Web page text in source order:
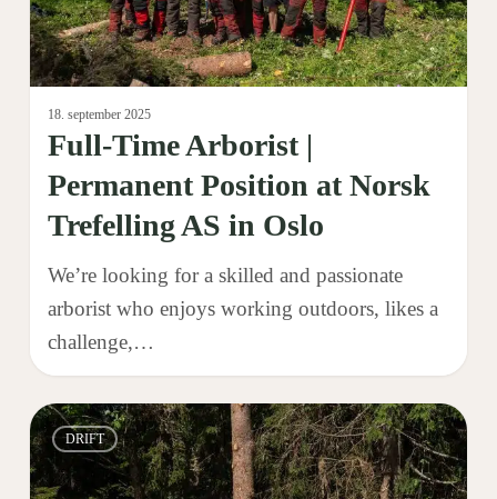
at
Norsk
Trefelling
AS
Oslo
18. september 2025
Full-Time Arborist |
Permanent Position at Norsk
Trefelling AS in Oslo
We’re looking for a skilled and passionate
arborist who enjoys working outdoors, likes a
challenge,…
Norsk
Trefelling
AS
DRIFT
0